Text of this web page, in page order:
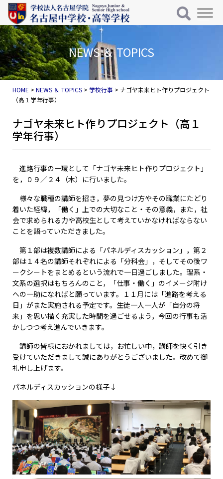
コンテンツへスキップ
メインナビゲーション
NEWS ＆ TOPICS
HOME >NEWS ＆ TOPICS > 学校行事 > ナゴヤ未来ヒト作りプロジェクト
（高１学年行事）
ナゴヤ未来ヒト作りプロジェクト（高１
学年行事）
進路行事の一環として「ナゴヤ未来ヒト作りプロジェクト」
を，０９／２４（木）に行いました。
様々な職種の講師を招き，夢の見つけ方やその職業にたどり
着いた経緯，「働く」上での大切なこと・その意義，また，社
会で求められる力や高校生として考えていかなければならない
ことを語っていただきました。
第１部は複数講師による「パネルディスカッション」，第２
部は１４名の講師それぞれによる「分科会」，そしてその後ワ
ークシートをまとめるという流れで一日過ごしました。理系・
文系の選択はもちろんのこと，「仕事・働く」のイメージ附け
への一助になればと願っています。１１月には「進路を考える
日」がまた実施される予定です。生徒一人一人が「自分の将
来」を思い描く充実した時間を過ごせるよう，今回の行事も活
かしつつ考え進んでいきます。
講師の皆様におかれましては，お忙しい中，講師を快く引き
受けていただきまして誠にありがとうございました。改めて御
礼申し上げます。
パネルディスカッションの様子↓